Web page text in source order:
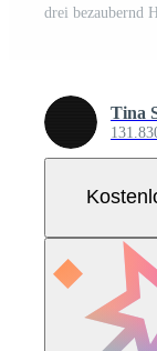
Tina